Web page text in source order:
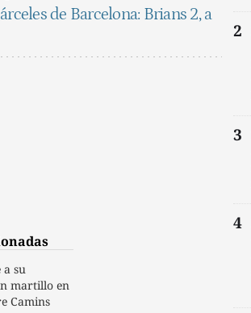
de Barcelona: Brians 2, a
a su
martillo en
Camins